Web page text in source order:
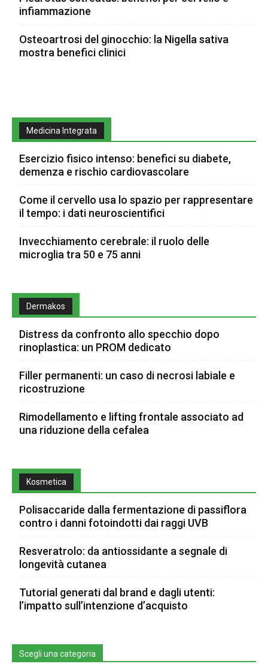
infiammazione
Osteoartrosi del ginocchio: la Nigella sativa
mostra benefici clinici
Medicina Integrata
Esercizio fisico intenso: benefici su diabete,
demenza e rischio cardiovascolare
Come il cervello usa lo spazio per rappresentare
il tempo: i dati neuroscientifici
Invecchiamento cerebrale: il ruolo delle
microglia tra 50 e 75 anni
Dermakos
Distress da confronto allo specchio dopo
rinoplastica: un PROM dedicato
Filler permanenti: un caso di necrosi labiale e
ricostruzione
Rimodellamento e lifting frontale associato ad
una riduzione della cefalea
Kosmetica
Polisaccaride dalla fermentazione di passiflora
contro i danni fotoindotti dai raggi UVB
Resveratrolo: da antiossidante a segnale di
longevità cutanea
Tutorial generati dal brand e dagli utenti:
l’impatto sull’intenzione d’acquisto
Scegli una categoria